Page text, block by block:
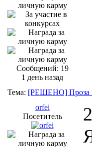
Сообщений: 19
1 день назад
Тема: [РЕШЕНО] Проза
orfei
Посетитель